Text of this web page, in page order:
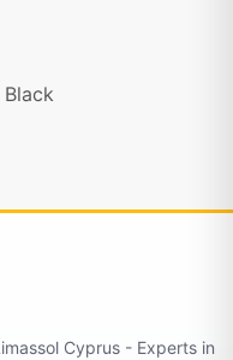
Cyprus - Experts in